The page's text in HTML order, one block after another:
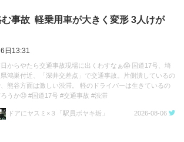
む事故 軽乗用車が大きく変形 3人けが
日13:31
日からやたら交通事故現場に出くわすなぁ😱 国道17号、埼
県鴻巣付近、「深井交差点」で交通事故。片側潰しているの
、熊谷方面は激しい渋滞。 軽のドライバーは生きているの
ろうか😓 #国道17号 #交通事故 #渋滞
ドアにヤスミ×３「駅員ボヤキ垢」
2026-08-06